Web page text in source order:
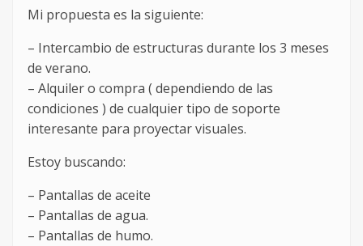
Mi propuesta es la siguiente:
– Intercambio de estructuras durante los 3 meses
de verano.
– Alquiler o compra ( dependiendo de las
condiciones ) de cualquier tipo de soporte
interesante para proyectar visuales.
Estoy buscando:
– Pantallas de aceite
– Pantallas de agua.
– Pantallas de humo.